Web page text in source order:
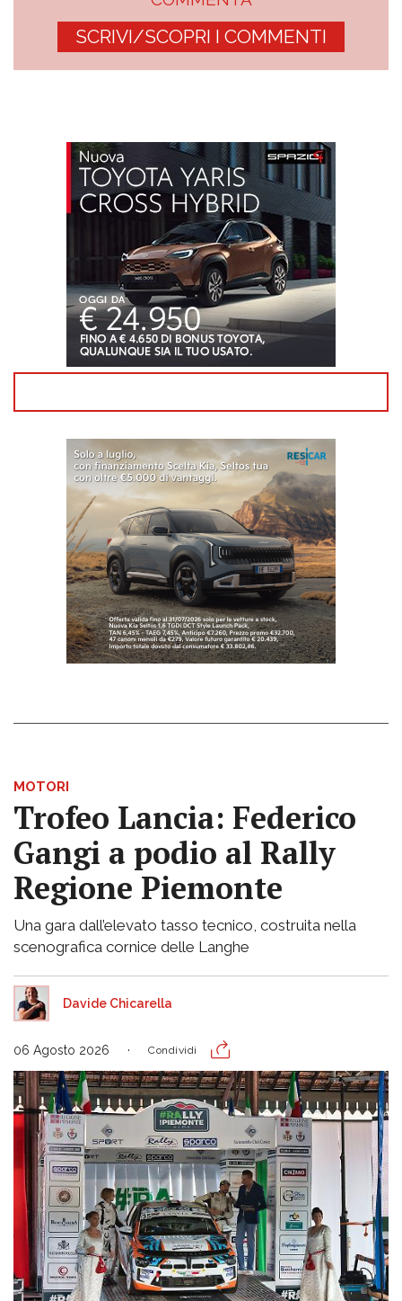
SCRIVI/SCOPRI I COMMENTI
MOTORI
Trofeo Lancia: Federico
Gangi a podio al Rally
Regione Piemonte
Una gara dall’elevato tasso tecnico, costruita nella
scenografica cornice delle Langhe
Davide Chicarella
06 Agosto 2026 Condividi